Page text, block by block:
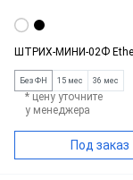
ШТРИХ-МИНИ-02Ф
Без ФН 15 мес 36 мес
* цену уточните
у менеджера
Под заказ